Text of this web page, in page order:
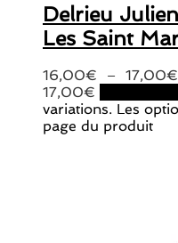
Delrieu
Les Saint
16,00€ – 17,00€
17,00€
variations. Les
page du produit